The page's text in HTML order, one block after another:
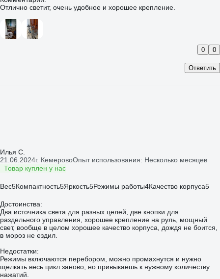
Отлично светит, очень удобное и хорошее крепление.
Ответить
0 0
Илья С.
21.06.2024г. КемеровоОпыт использования: Несколько месяцев
Товар куплен у нас
Вес5Компактность5Яркость5Режимы работы4Качество корпуса5
Достоинства:
Два источника света для разных целей, две кнопки для
раздельного управления, хорошее крепление на руль, мощный
свет, вообще в целом хорошее качество корпуса, дождя не боится,
в мороз не ездил.
Недостатки:
Режимы включаются перебором, можно промахнутся и нужно
щелкать весь цикл заново, но привыкаешь к нужному количеству
нажатий.